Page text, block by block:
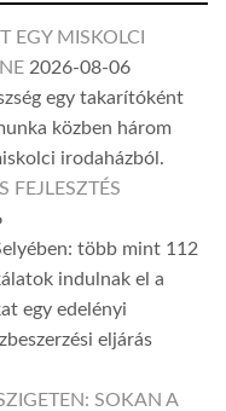
EGY MISKOLCI
2026-08-06
egy takarítóként
közben három
irodaházból.
FEJLESZTÉS
több mint 112
indulnak el a
egy edelényi
eljárás
SOKAN A